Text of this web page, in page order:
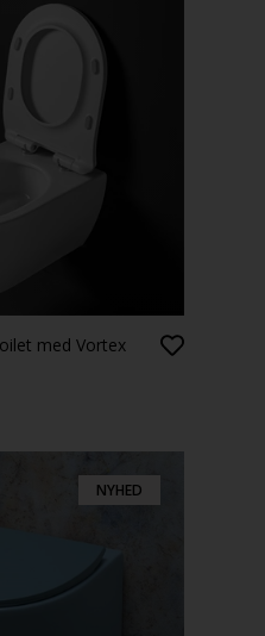
med Vortex
NYHED